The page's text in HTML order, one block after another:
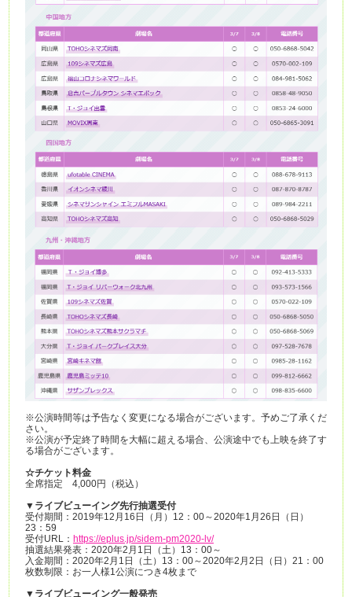
※公演時間等は予告なく変更になる場合がございます。予めご了承くだ
さい。
※公演が予定終了時間を大幅に超える場合、公演途中でも上映を終了す
る場合がございます。
☆チケット料金
全席指定 4,000円（税込）
▼ライブビューイング先行抽選受付
受付期間：2019年12月16日（月）12：00～2020年1月26日（日）
23：59
受付URL： https://eplus.jp/sidem-pm2020-lv/
抽選結果発表：2020年2月1日（土）13：00～
入金期間：2020年2月1日（土）13：00～2020年2月2日（日）21：00
枚数制限：お一人様1公演につき4枚まで
▼ライブビューイング一般発売